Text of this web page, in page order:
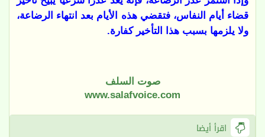
قضاء أيام النفاس، فتقضي هذه الأيام بعد انتهاء الرضاعة،
ولا يلزمها بسبب هذا التأخير كفارة.
صوت السلف
www.salafvoice.com
اقرأ أيضا